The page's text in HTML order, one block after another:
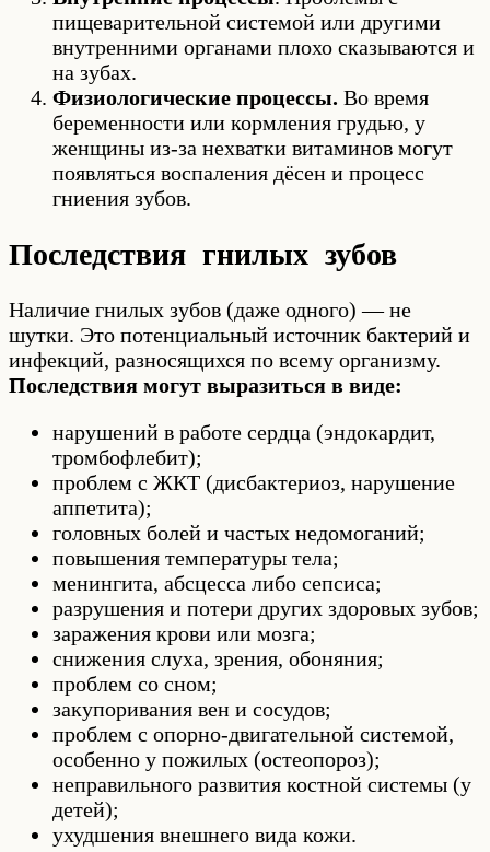
пищеварительной системой или другими
внутренними органами плохо сказываются и
на зубах.
Физиологические процессы. Во время
беременности или кормления грудью, у
женщины из-за нехватки витаминов могут
появляться воспаления дёсен и процесс
гниения зубов.
Последствия гнилых зубов
Наличие гнилых зубов (даже одного) — не
шутки. Это потенциальный источник бактерий и
инфекций, разносящихся по всему организму.
Последствия могут выразиться в виде:
нарушений в работе сердца (эндокардит,
тромбофлебит);
проблем с ЖКТ (дисбактериоз, нарушение
аппетита);
головных болей и частых недомоганий;
повышения температуры тела;
менингита, абсцесса либо сепсиса;
разрушения и потери других здоровых зубов;
заражения крови или мозга;
снижения слуха, зрения, обоняния;
проблем со сном;
закупоривания вен и сосудов;
проблем с опорно-двигательной системой,
особенно у пожилых (остеопороз);
неправильного развития костной системы (у
детей);
ухудшения внешнего вида кожи.